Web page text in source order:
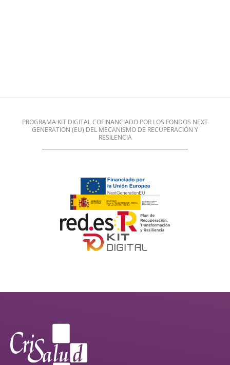
PROGRAMA KIT DIGITAL COFINANCIADO POR LOS FONDOS NEXT
GENERATION (EU) DEL MECANISMO DE RECUPERACIÓN Y
RESILENCIA